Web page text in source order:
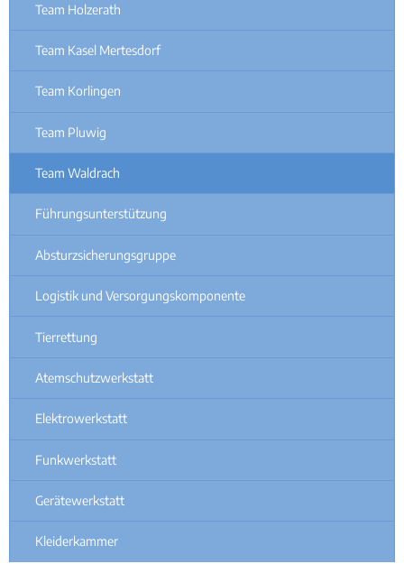
Team Holzerath
Team Kasel Mertesdorf
Team Korlingen
Team Pluwig
Team Waldrach
Führungsunterstützung
Absturzsicherungsgruppe
Logistik und Versorgungskomponente
Tierrettung
Atemschutzwerkstatt
Elektrowerkstatt
Funkwerkstatt
Gerätewerkstatt
Kleiderkammer